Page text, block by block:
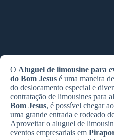
O Aluguel de limousine para
do Bom Jesus é uma maneira
do deslocamento especial e
contratação de limousines para
Bom Jesus, é possível chegar
uma grande entrada e rodeado
Aproveitar o aluguel de
eventos empresariais em